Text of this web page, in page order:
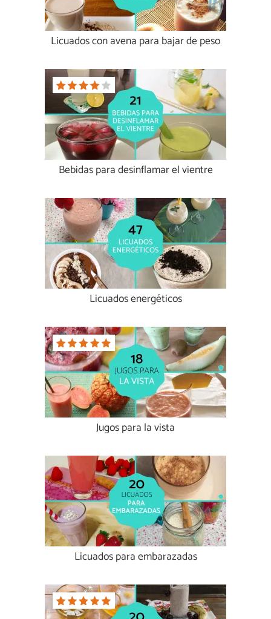
Licuados con avena para bajar de peso
Bebidas para desinflamar el vientre
Licuados energéticos
Jugos para la vista
Licuados para embarazadas